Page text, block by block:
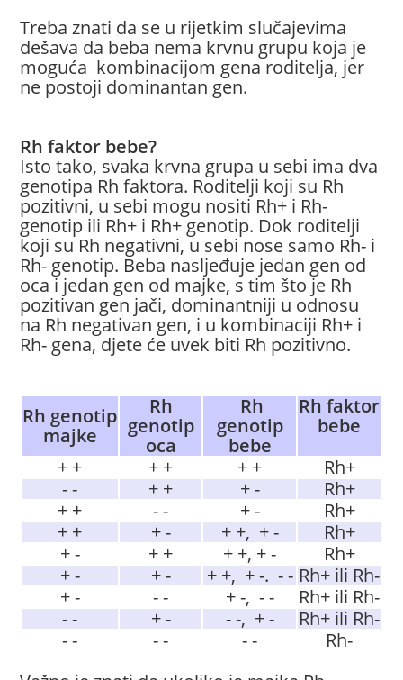
Treba znati da se u rijetkim slučajevima
dešava da beba nema krvnu grupu koja je
moguća kombinacijom gena roditelja, jer
ne postoji dominantan gen.
Rh faktor bebe?
Isto tako, svaka krvna grupa u sebi ima dva
genotipa Rh faktora. Roditelji koji su Rh
pozitivni, u sebi mogu nositi Rh+ i Rh-
genotip ili Rh+ i Rh+ genotip. Dok roditelji
koji su Rh negativni, u sebi nose samo Rh- i
Rh- genotip. Beba nasljeđuje jedan gen od
oca i jedan gen od majke, s tim što je Rh
pozitivan gen jači, dominantniji u odnosu
na Rh negativan gen, i u kombinaciji Rh+ i
Rh- gena, djete će uvek biti Rh pozitivno.
Rh genotip
majke
Rh
genotip
oca
Rh
genotip
bebe
Rh faktor
bebe
+ +
+ + + +
Rh+
- -
+ + + -
Rh+
+ +
- - + -
Rh+
+ +
+ - + +, + -
Rh+
+ -
+ + + +, + -
Rh+
+ -
+ - + +, + -. - - Rh+ ili Rh-
+ -
- - + -, - -
Rh+ ili Rh-
- -
+ - - -, + -
Rh+ ili Rh-
- -
- - - -
Rh-